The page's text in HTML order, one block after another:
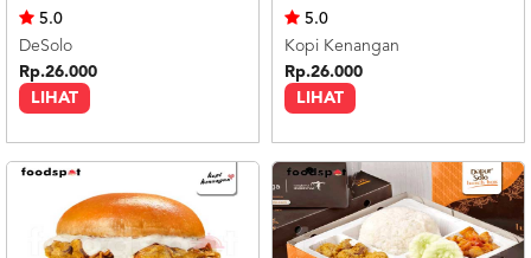
LIHAT
5.0
DeSolo
Rp.26.000
LIHAT
5.0
Kopi Kenangan
Rp.26.000